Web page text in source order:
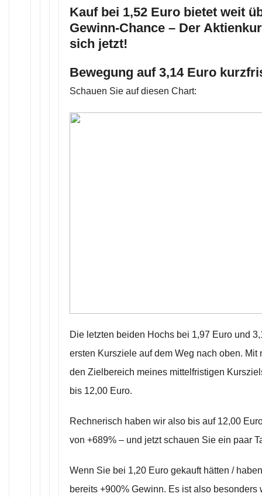
Kauf bei 1,52 Euro bietet weit
Gewinn-Chance – Der
sich jetzt!
Bewegung auf 3,14 Euro
Schauen Sie auf diesen Chart:
Die letzten beiden Hochs bei 1,97 Euro und
ersten Kursziele auf dem Weg nach oben. Mit
den Zielbereich meines mittelfristigen
bis 12,00 Euro.
Rechnerisch haben wir also bis auf 12,00
von +689% – und jetzt schauen Sie ein paar
Wenn Sie bei 1,20 Euro gekauft hätten /
bereits +900% Gewinn. Es ist also besonders